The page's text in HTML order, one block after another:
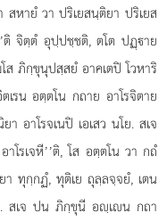
หายํ วา ปริเยสนฺติยา ปริเยส
จิตฺตํ อุปฺปชฺชติ, ตโต ปฏฺาย
ภิกฺขุนุปสฺสยํ อาคเตปิ โวหาริ
รน อตฺตโน กถาย อาโรจิตาย
อาโรจเนปิ เอเสว นโย. สเจ
รเจหี’’ติ, โส อตฺตโน วา กถํ
า ทุกฺกฏํ, ทุติเย ถุลฺลจฺจยํ, เตน
. สเจ ปน ภิกฺขุนี อฺเน กถา